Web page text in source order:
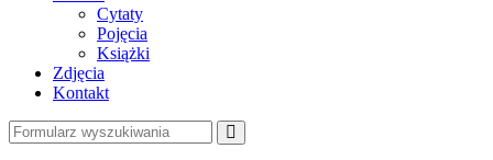
Cytaty
Pojęcia
Książki
Zdjęcia
Kontakt